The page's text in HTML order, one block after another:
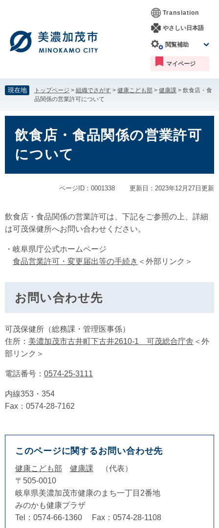
す。
し
て
本
へ
Translation
やさしい日本語
閲覧補助
マイページ
現在地 トップページ > 組織でさがす > 健康こども部 > 健康課 > 飲食店・食
品関係の営業許可について
飲食店・食品関係の営業許可
について
ページID：0001338 更新日：2023年12月27日更新
飲食店・食品関係の営業許可は、下記をご参照の上、詳細
は可茂保健所へお問い合わせください。
・岐阜県庁公式ホームページ
食品営業許可・変更届出等の手続き ＜外部リンク＞
お問い合わせ先
可茂保健所（総務課・管理医事係）
住所： 美濃加茂市古井町下古井2610-1 可茂総合庁舎 ＜外
部リンク＞
電話番号： 0574-25-3111
内線353・354
Fax：0574-28-7162
このページに関するお問い合わせ先
健康こども部 健康課
代表
〒505-0010
岐阜県美濃加茂市健康のまち一丁目2番地
みのかも健康プラザ
Tel：0574-66-1360
Fax：0574-28-1108